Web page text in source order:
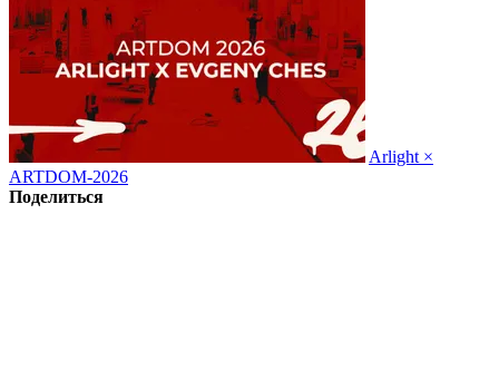
Arlight ×
ARTDOM-2026
Поделиться